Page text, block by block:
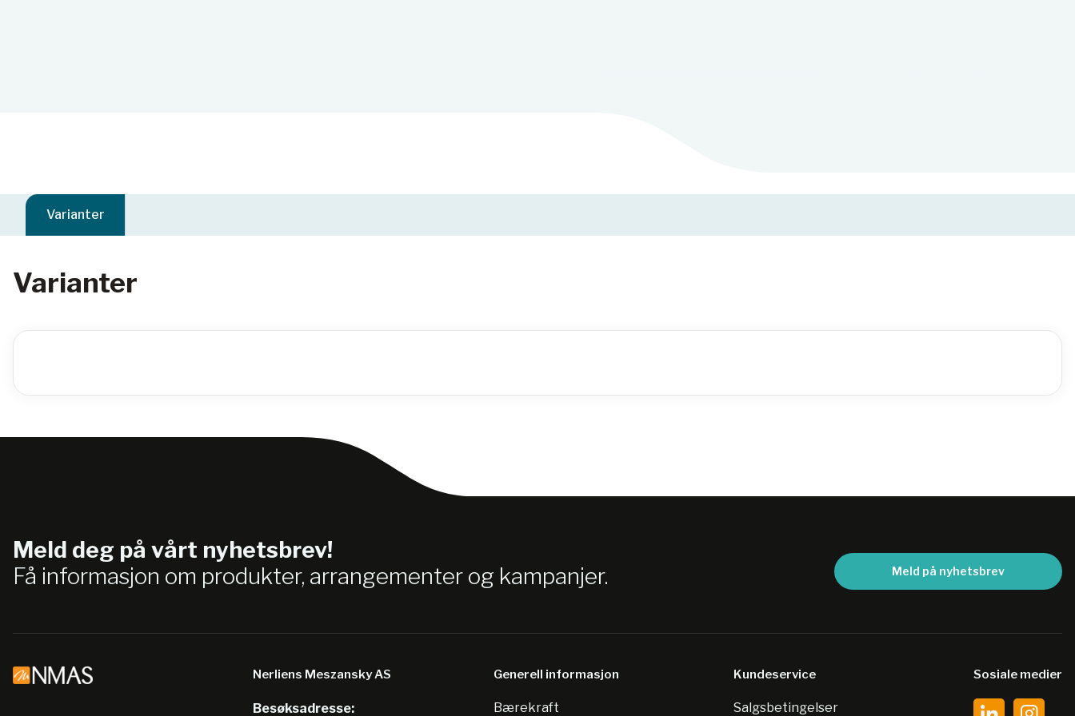
Varianter
Varianter
Meld deg på vårt nyhetsbrev!
Få informasjon om produkter, arrangementer og kampanjer.
Meld på nyhetsbrev
Nerliens Meszansky AS
Besøksadresse:
Generell informasjon
Bærekraft
Kundeservice
Salgsbetingelser
Sosiale medier